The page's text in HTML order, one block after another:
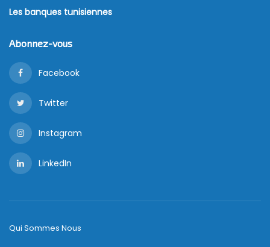
Les banques tunisiennes
Abonnez-vous
Facebook
Twitter
Instagram
LinkedIn
Qui Sommes Nous